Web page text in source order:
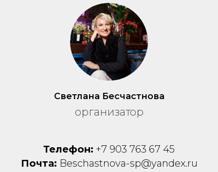
Светлана Бесчастнова
организатор
Телефон: +7 903 763 67 45
Почта: Beschastnova-sp@yandex.ru